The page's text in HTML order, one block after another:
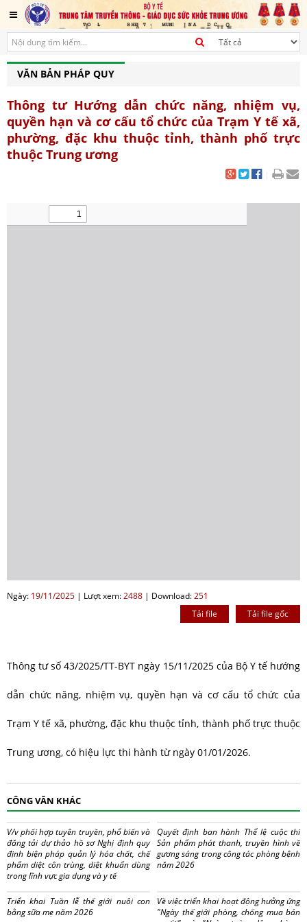
VĂN BẢN PHÁP QUY
Thông tư Hướng dẫn chức năng, nhiệm vụ,
quyền hạn và cơ cấu tổ chức của Trạm Y tế xã,
phường, đặc khu thuộc tỉnh, thành phố trực
thuộc Trung ương
Ngày: 19/11/2025 | Lượt xem:2488 | Download:251
Tải file gốc
Tải file
Thông tư số 43/2025/TT-BYT ngày 15/11/2025 của Bộ Y tế hướng
dẫn chức năng, nhiệm vụ, quyền hạn và cơ cấu tổ chức của
Trạm Y tế xã, phường, đặc khu thuộc tỉnh, thành phố trực thuộc
Trung ương, có hiệu lực thi hành từ ngày 01/01/2026.
CÔNG VĂN KHÁC
V/v phối hợp tuyên truyền, phổ biến và
đăng tải dự thảo hồ sơ Nghị định quy
định biện pháp quản lý hóa chất, chế
phẩm diệt côn trùng, diệt khuẩn dùng
trong lĩnh vực gia dụng và y tế
Quyết định ban hành Thể lệ cuộc thi
Sản phẩm phát thanh, truyền hình về
gương sáng trong công tác phòng bệnh
năm 2026
Triển khai Tuần lễ thế giới nuôi con
bằng sữa mẹ năm 2026
Về việc triển khai hoạt động hưởng ứng
"Ngày thế giới phòng, chống mua bán